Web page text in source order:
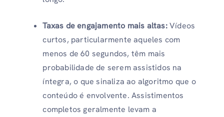
Taxas de engajamento mais altas:Vídeos
curtos, particularmente aqueles com
menos de 60 segundos, têm mais
probabilidade de serem assistidos na
íntegra, o que sinaliza ao algoritmo que o
conteúdo é envolvente. Assistimentos
completos geralmente levam a